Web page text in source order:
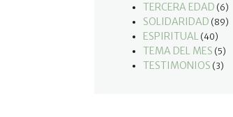
TERCERA EDAD (6)
SOLIDARIDAD (89)
ESPIRITUAL (40)
TEMA DEL MES (5)
TESTIMONIOS (3)